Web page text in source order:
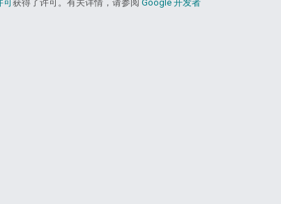
可获得了许可。有关详情，请参阅 Google 开发者